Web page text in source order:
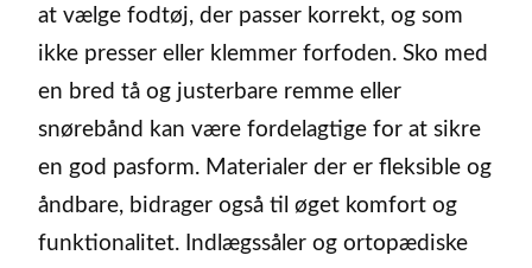
at vælge fodtøj, der passer korrekt, og som
ikke presser eller klemmer forfoden. Sko med
en bred tå og justerbare remme eller
snørebånd kan være fordelagtige for at sikre
en god pasform. Materialer der er fleksible og
åndbare, bidrager også til øget komfort og
funktionalitet. Indlægssåler og ortopædiske